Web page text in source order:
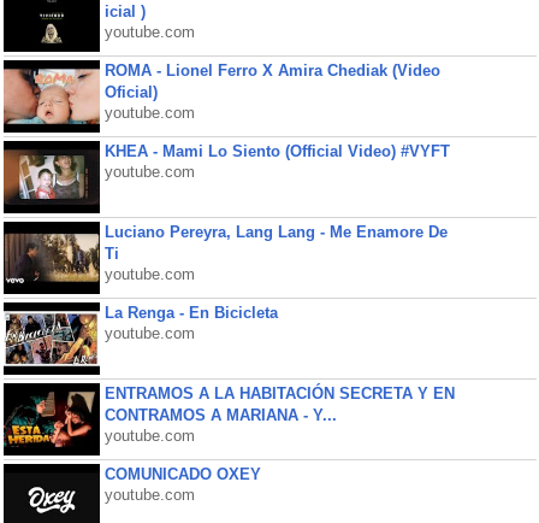
icial )
youtube.com
ROMA - Lionel Ferro X Amira Chediak (Video
Oficial)
youtube.com
KHEA - Mami Lo Siento (Official Video) #VYFT
youtube.com
Luciano Pereyra, Lang Lang - Me Enamore De
Ti
youtube.com
La Renga - En Bicicleta
youtube.com
ENTRAMOS A LA HABITACIÓN SECRETA Y EN
CONTRAMOS A MARIANA - Y...
youtube.com
COMUNICADO OXEY
youtube.com